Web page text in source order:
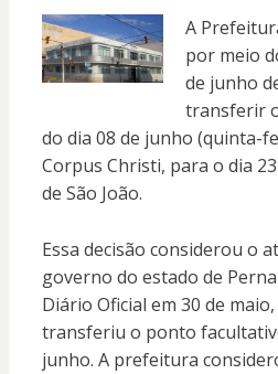
A
por meio
de junho
transferir
do dia 08 de junho (quinta-
Corpus Christi, para o dia
de São João.
Essa decisão considerou o
governo do estado de
Diário Oficial em 30 de
transferiu o ponto
junho. A prefeitura